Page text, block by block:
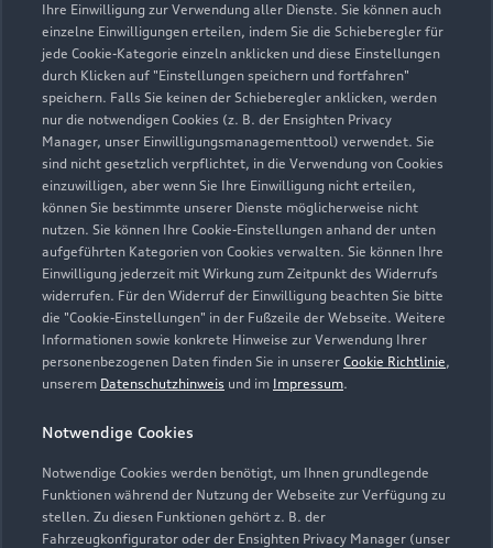
Ihre Einwilligung zur Verwendung aller Dienste. Sie können auch
einzelne Einwilligungen erteilen, indem Sie die Schieberegler für
jede Cookie-Kategorie einzeln anklicken und diese Einstellungen
durch Klicken auf "Einstellungen speichern und fortfahren"
speichern. Falls Sie keinen der Schieberegler anklicken, werden
nur die notwendigen Cookies (z. B. der Ensighten Privacy
Manager, unser Einwilligungsmanagementtool) verwendet. Sie
sind nicht gesetzlich verpflichtet, in die Verwendung von Cookies
einzuwilligen, aber wenn Sie Ihre Einwilligung nicht erteilen,
können Sie bestimmte unserer Dienste möglicherweise nicht
nutzen. Sie können Ihre Cookie-Einstellungen anhand der unten
aufgeführten Kategorien von Cookies verwalten. Sie können Ihre
Einwilligung jederzeit mit Wirkung zum Zeitpunkt des Widerrufs
widerrufen. Für den Widerruf der Einwilligung beachten Sie bitte
die "Cookie-Einstellungen" in der Fußzeile der Webseite. Weitere
Informationen sowie konkrete Hinweise zur Verwendung Ihrer
personenbezogenen Daten finden Sie in unserer Cookie Richtlinie,
unserem Datenschutzhinweis und im Impressum.
Notwendige Cookies
Notwendige Cookies werden benötigt, um Ihnen grundlegende
Funktionen während der Nutzung der Webseite zur Verfügung zu
stellen. Zu diesen Funktionen gehört z. B. der
Fahrzeugkonfigurator oder der Ensighten Privacy Manager (unser
Am Mastweg 23
18356 Barth
038231 6650
info@autohaus-neu.com
Kontaktdaten herunterladen